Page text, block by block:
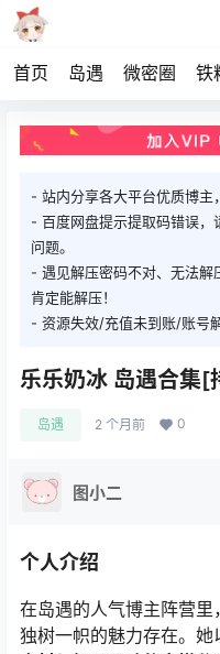
首页 岛遇 微密圈 铁
- 站内分享各大平台优质博主
- 百度网盘提示提取码错误，
问题。
- 遇见解压密码不对、无法解
肯定能解压！
- 资源失效/充值未到账/账号
乐乐奶冰 岛遇合集[
岛遇 2 个月前 0
图小二
个人介绍
在岛遇的人气博主阵营
独树一帜的魅力存在。她